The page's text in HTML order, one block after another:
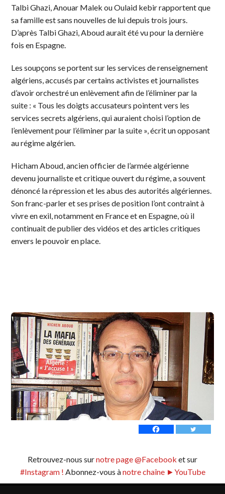
Talbi Ghazi, Anouar Malek ou Oulaid kebir rapportent que
sa famille est sans nouvelles de lui depuis trois jours.
D’après Talbi Ghazi, Aboud aurait été vu pour la dernière
fois en Espagne.
Les soupçons se portent sur les services de renseignement
algériens, accusés par certains activistes et journalistes
d’avoir orchestré un enlèvement afin de l’éliminer par la
suite : « Tous les doigts accusateurs pointent vers les
services secrets algériens, qui auraient choisi l’option de
l’enlèvement pour l’éliminer par la suite », écrit un opposant
au régime algérien.
Hicham Aboud, ancien officier de l’armée algérienne
devenu journaliste et critique ouvert du régime, a souvent
dénoncé la répression et les abus des autorités algériennes.
Son franc-parler et ses prises de position l’ont contraint à
vivre en exil, notamment en France et en Espagne, où il
continuait de publier des vidéos et des articles critiques
envers le pouvoir en place.
Retrouvez-nous surnotre page @Facebook et sur
#Instagram ! Abonnez-vous ànotre chaîne ►YouTube